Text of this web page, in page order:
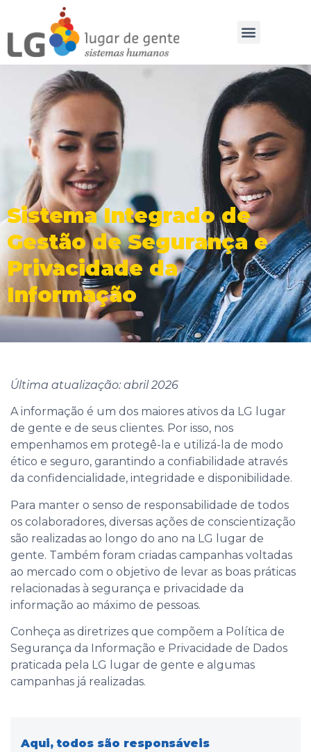
Sistema Integrado de
Gestão de Segurança e
Privacidade da
Informação
Última atualização: abril 2026
A informação é um dos maiores ativos da LG lugar
de gente e de seus clientes. Por isso, nos
empenhamos em protegê-la e utilizá-la de modo
ético e seguro, garantindo a confiabilidade através
da confidencialidade, integridade e disponibilidade.
Para manter o senso de responsabilidade de todos
os colaboradores, diversas ações de conscientização
são realizadas ao longo do ano na LG lugar de
gente. Também foram criadas campanhas voltadas
ao mercado com o objetivo de levar as boas práticas
relacionadas à segurança e privacidade da
informação ao máximo de pessoas.
Conheça as diretrizes que compõem a Política de
Segurança da Informação e Privacidade de Dados
praticada pela LG lugar de gente e algumas
campanhas já realizadas.
Aqui, todos são responsáveis